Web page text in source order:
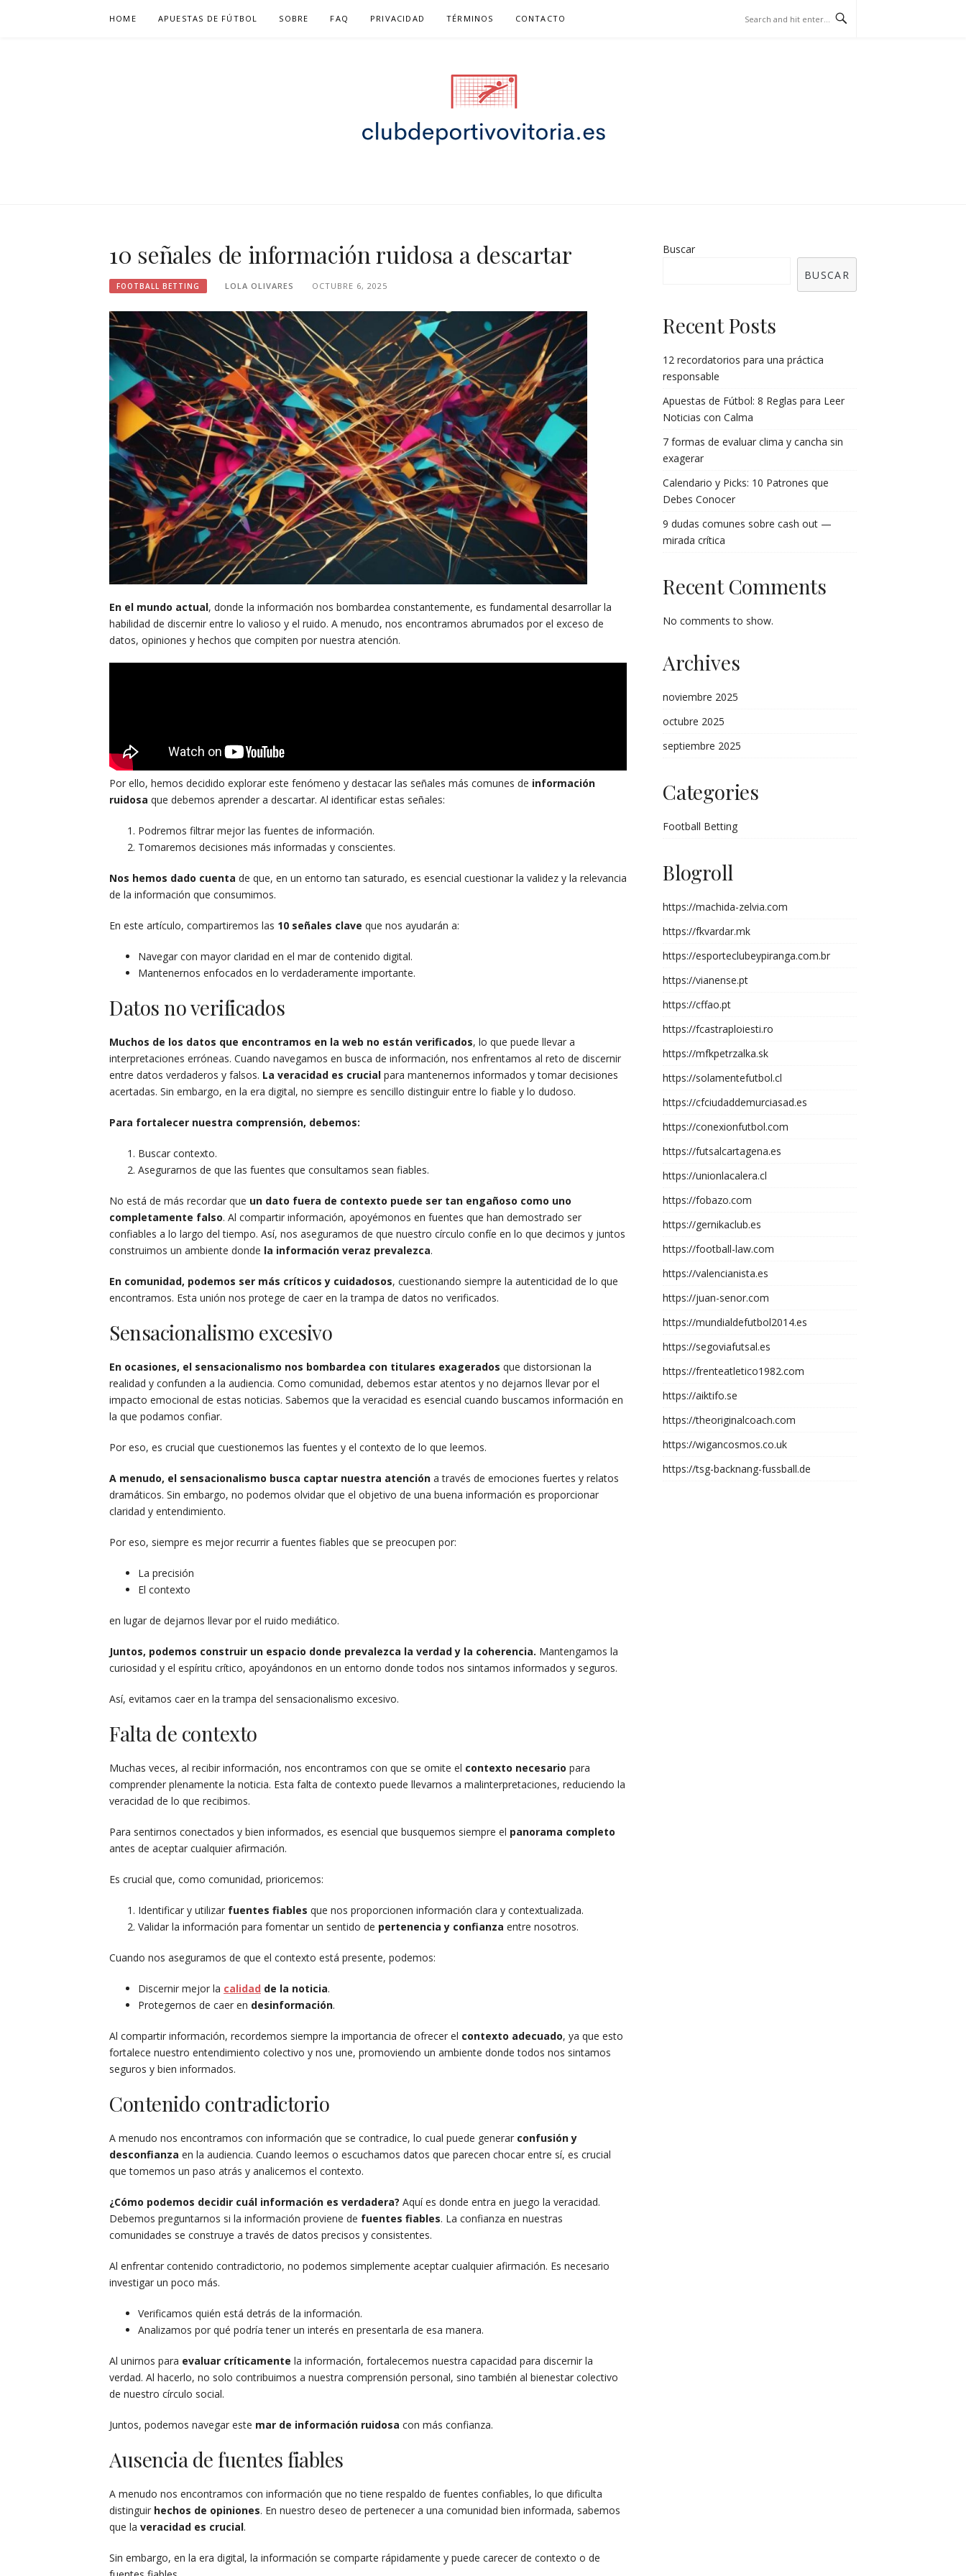
HOME APUESTAS DE FÚTBOL SOBRE FAQ PRIVACIDAD TÉRMINOS CONTACTO
FÚTBOL
10 señales de información ruidosa a descartar
FOOTBALL BETTING LOLA OLIVARES OCTUBRE 6, 2025
En el mundo actual, donde la información nos bombardea constantemente, es fundamental desarrollar la
habilidad de discernir entre lo valioso y el ruido. A menudo, nos encontramos abrumados por el exceso de
datos, opiniones y hechos que compiten por nuestra atención.
Por ello, hemos decidido explorar este fenómeno y destacar las señales más comunes de información
ruidosa que debemos aprender a descartar. Al identificar estas señales:
Podremos filtrar mejor las fuentes de información.
Tomaremos decisiones más informadas y conscientes.
Nos hemos dado cuenta de que, en un entorno tan saturado, es esencial cuestionar la validez y la relevancia
de la información que consumimos.
En este artículo, compartiremos las 10 señales clave que nos ayudarán a:
Navegar con mayor claridad en el mar de contenido digital.
Mantenernos enfocados en lo verdaderamente importante.
Datos no verificados
Muchos de los datos que encontramos en la web no están verificados, lo que puede llevar a
interpretaciones erróneas. Cuando navegamos en busca de información, nos enfrentamos al reto de discernir
entre datos verdaderos y falsos. La veracidad es crucial para mantenernos informados y tomar decisiones
acertadas. Sin embargo, en la era digital, no siempre es sencillo distinguir entre lo fiable y lo dudoso.
Para fortalecer nuestra comprensión, debemos:
Buscar contexto.
Asegurarnos de que las fuentes que consultamos sean fiables.
No está de más recordar que un dato fuera de contexto puede ser tan engañoso como uno
completamente falso. Al compartir información, apoyémonos en fuentes que han demostrado ser
confiables a lo largo del tiempo. Así, nos aseguramos de que nuestro círculo confíe en lo que decimos y juntos
construimos un ambiente donde la información veraz prevalezca.
En comunidad, podemos ser más críticos y cuidadosos, cuestionando siempre la autenticidad de lo que
encontramos. Esta unión nos protege de caer en la trampa de datos no verificados.
Sensacionalismo excesivo
En ocasiones, el sensacionalismo nos bombardea con titulares exagerados que distorsionan la
realidad y confunden a la audiencia. Como comunidad, debemos estar atentos y no dejarnos llevar por el
impacto emocional de estas noticias. Sabemos que la veracidad es esencial cuando buscamos información en
la que podamos confiar.
Por eso, es crucial que cuestionemos las fuentes y el contexto de lo que leemos.
A menudo, el sensacionalismo busca captar nuestra atención a través de emociones fuertes y relatos
dramáticos. Sin embargo, no podemos olvidar que el objetivo de una buena información es proporcionar
claridad y entendimiento.
Por eso, siempre es mejor recurrir a fuentes fiables que se preocupen por:
La precisión
El contexto
en lugar de dejarnos llevar por el ruido mediático.
Juntos, podemos construir un espacio donde prevalezca la verdad y la coherencia. Mantengamos la
curiosidad y el espíritu crítico, apoyándonos en un entorno donde todos nos sintamos informados y seguros.
Así, evitamos caer en la trampa del sensacionalismo excesivo.
Falta de contexto
Muchas veces, al recibir información, nos encontramos con que se omite el contexto necesario para
comprender plenamente la noticia. Esta falta de contexto puede llevarnos a malinterpretaciones, reduciendo la
veracidad de lo que recibimos.
Para sentirnos conectados y bien informados, es esencial que busquemos siempre el panorama completo
antes de aceptar cualquier afirmación.
Es crucial que, como comunidad, prioricemos:
Identificar y utilizar fuentes fiables que nos proporcionen información clara y contextualizada.
Validar la información para fomentar un sentido de pertenencia y confianza entre nosotros.
Cuando nos aseguramos de que el contexto está presente, podemos:
Discernir mejor la calidad de la noticia.
Protegernos de caer en desinformación.
Al compartir información, recordemos siempre la importancia de ofrecer el contexto adecuado, ya que esto
fortalece nuestro entendimiento colectivo y nos une, promoviendo un ambiente donde todos nos sintamos
seguros y bien informados.
Contenido contradictorio
A menudo nos encontramos con información que se contradice, lo cual puede generar confusión y
desconfianza en la audiencia. Cuando leemos o escuchamos datos que parecen chocar entre sí, es crucial
que tomemos un paso atrás y analicemos el contexto.
¿Cómo podemos decidir cuál información es verdadera? Aquí es donde entra en juego la veracidad.
Debemos preguntarnos si la información proviene de fuentes fiables. La confianza en nuestras
comunidades se construye a través de datos precisos y consistentes.
Al enfrentar contenido contradictorio, no podemos simplemente aceptar cualquier afirmación. Es necesario
investigar un poco más.
Verificamos quién está detrás de la información.
Analizamos por qué podría tener un interés en presentarla de esa manera.
Al unirnos para evaluar críticamente la información, fortalecemos nuestra capacidad para discernir la
verdad. Al hacerlo, no solo contribuimos a nuestra comprensión personal, sino también al bienestar colectivo
de nuestro círculo social.
Juntos, podemos navegar este mar de información ruidosa con más confianza.
Ausencia de fuentes fiables
A menudo nos encontramos con información que no tiene respaldo de fuentes confiables, lo que dificulta
distinguir hechos de opiniones. En nuestro deseo de pertenecer a una comunidad bien informada, sabemos
que la veracidad es crucial.
Sin embargo, en la era digital, la información se comparte rápidamente y puede carecer de contexto o de
Buscar
BUSCAR
Recent Posts
12 recordatorios para una práctica
responsable
Apuestas de Fútbol: 8 Reglas para Leer
Noticias con Calma
7 formas de evaluar clima y cancha sin
exagerar
Calendario y Picks: 10 Patrones que
Debes Conocer
9 dudas comunes sobre cash out —
mirada crítica
Recent Comments
No comments to show.
Archives
noviembre 2025
octubre 2025
septiembre 2025
Categories
Football Betting
Blogroll
https://machida-zelvia.com
https://fkvardar.mk
https://esporteclubeypiranga.com.br
https://vianense.pt
https://cffao.pt
https://fcastraploiesti.ro
https://mfkpetrzalka.sk
https://solamentefutbol.cl
https://cfciudaddemurciasad.es
https://conexionfutbol.com
https://futsalcartagena.es
https://unionlacalera.cl
https://fobazo.com
https://gernikaclub.es
https://football-law.com
https://valencianista.es
https://juan-senor.com
https://mundialdefutbol2014.es
https://segoviafutsal.es
https://frenteatletico1982.com
https://aiktifo.se
https://theoriginalcoach.com
https://wigancosmos.co.uk
https://tsg-backnang-fussball.de